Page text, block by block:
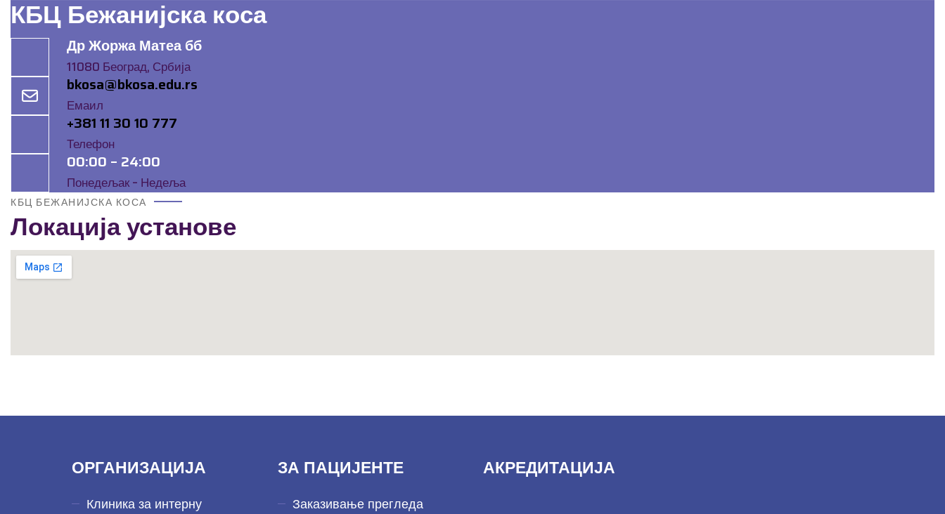
КБЦ Бежанијска коса
Др Жоржа Матеа бб
11080 Београд, Србија
bkosa@bkosa.edu.rs
Емаил
+381 11 30 10 777
Телефон
00:00 – 24:00
Понедељак – Недеља
КБЦ БЕЖАНИЈСКА КОСА
Локација установе
ОРГАНИЗАЦИЈА
Клиника за интерну
ЗА ПАЦИЈЕНТЕ
Заказивање прегледа
АКРЕДИТАЦИЈА